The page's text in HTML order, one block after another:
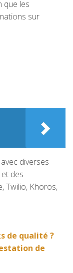
que les
sur
diverses
des
Twilio, Khoros,
de qualité ?
de